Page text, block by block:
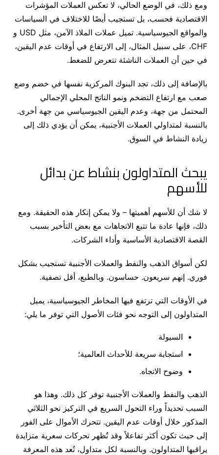
ومع ذلك، في الوضع الحالي، لا تعكس العملات المؤشرات
الاقتصادية فحسب، بل تستجيب أيضًا للاختلاف في السياسات
والمواقع الجيوسياسية. تميل عملات الملاذ الآمن، مثل USD و
CHF، على سبيل المثال، إلى الارتفاع في أوقات عدم اليقين،
في حين أن العملات الناشئة تتعرض للضغط.
بالإضافة إلى ذلك، تجد البنوك المركزية نفسها في خضم وضع
صعب مع ارتفاع التضخم ونمو الناتج المحلي الإجمالي
المحتمل من جهة، وعدم اليقين الجيوسياسي من جهة أخرى.
بالنسبة لمتداولي العملات الأجنبية، يمكن أن يؤدي ذلك إلى
زيادة النشاط في السوق.
يبحث المتداولون بنشاط عن بدائل
للأسهم
لا شك أن للأسهم أهميتها – ولا يمكن إنكار هذه الحقيقة. ومع
ذلك، فإنها عادة ما تتبع الاتجاهات مع بعض التأخير بسبب
القصة الاقتصادية الأساسية وأداء الشركات.
لكن أسواق الذهب والنفط والعملات الأجنبية تستجيب بشكل
فوري. إنهم سريعون. حساسون. وبالطبع، أقل تصفية.
في الأوقات التي ترتفع فيها المخاطر الجيوسياسية، يميل
المتداولون إلى التوجه نحو فئات الأصول التي توفر ما يلي:
السيولة
استجابة سريعة للأحداث العالمية؛
وضوح الاتجاه.
الذهب والنفط والعملات الأجنبية توفر كل ذلك. وهذا هو
السبب تحديداً وراء التحول السريع في التركيز نحو الثلاثي
المذكور خلال أوقات عدم اليقين. تتحرك الأموال على الفور
إلى حيث تكون أكثر تفاعلاً وقد تُظهر تحركات سعرية متزايدة
يراقبها المتداولون. وبالنسبة لكل متداول، تُعد هذه المعرفة